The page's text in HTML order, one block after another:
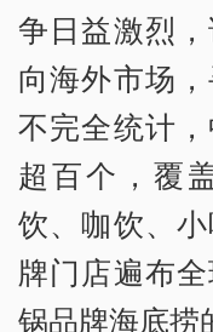
争日益激烈
向海外市场
不完全统计
超百个，覆
饮、咖饮、
牌门店遍布
锅品牌海底捞